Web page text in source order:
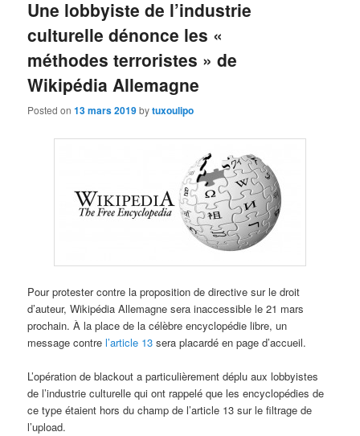
Une lobbyiste de l’industrie
culturelle dénonce les «
méthodes terroristes » de
Wikipédia Allemagne
Posted on13 mars 2019bytuxoulipo
Pour protester contre la proposition de directive sur le droit
d’auteur, Wikipédia Allemagne sera inaccessible le 21 mars
prochain. À la place de la célèbre encyclopédie libre, un
message contrel’article 13 sera placardé en page d’accueil.
L’opération de blackout a particulièrement déplu aux lobbyistes
de l’industrie culturelle qui ont rappelé que les encyclopédies de
ce type étaient hors du champ de l’article 13 sur le filtrage de
l’upload.